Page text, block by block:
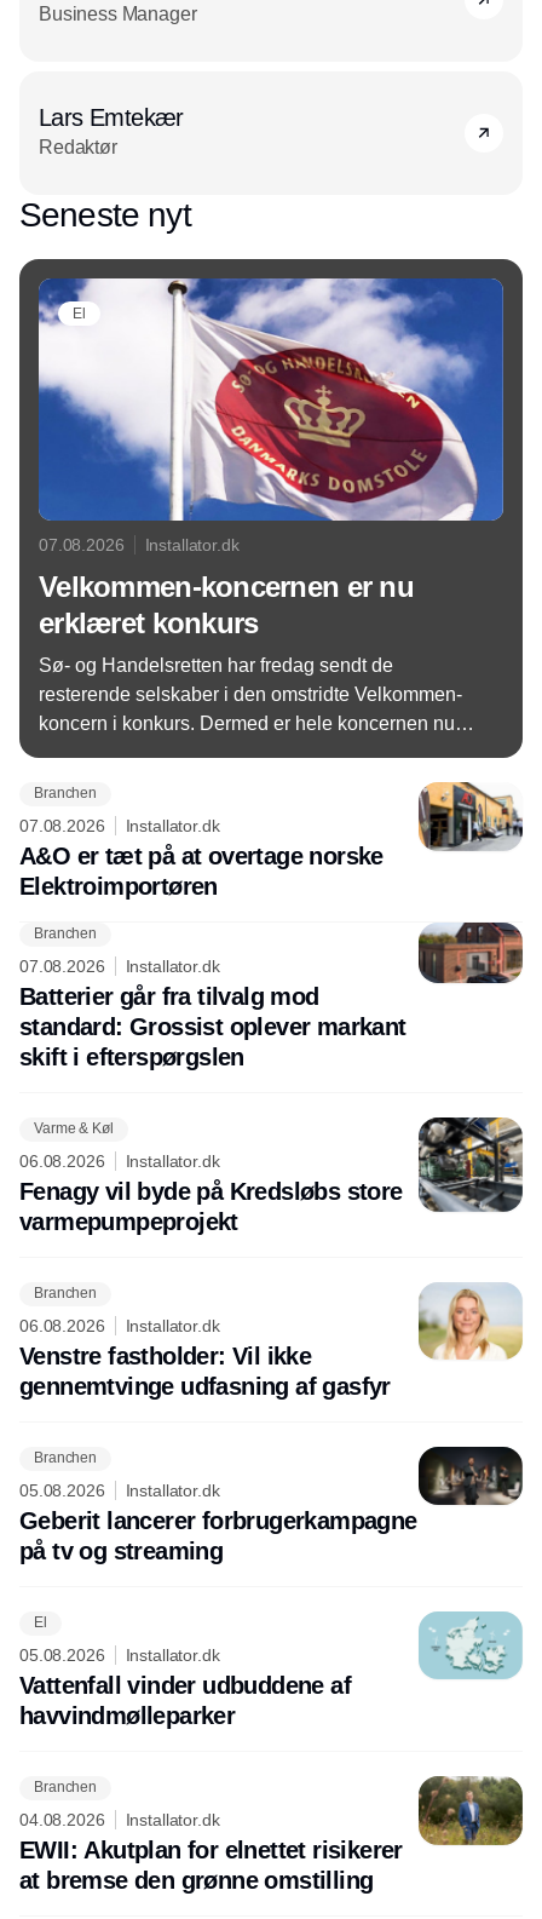
Business Manager
Lars Emtekær
Redaktør
Seneste nyt
El
07.08.2026 Installator.dk
Velkommen-koncernen er nu
erklæret konkurs
Sø- og Handelsretten har fredag sendt de
resterende selskaber i den omstridte Velkommen-
koncern i konkurs. Dermed er hele koncernen nu
Branchen
07.08.2026 Installator.dk
A&O er tæt på at overtage norske
Elektroimportøren
Branchen
07.08.2026 Installator.dk
Batterier går fra tilvalg mod
standard: Grossist oplever markant
skift i efterspørgslen
Varme & Køl
06.08.2026 Installator.dk
Fenagy vil byde på Kredsløbs store
varmepumpeprojekt
Branchen
06.08.2026 Installator.dk
Venstre fastholder: Vil ikke
gennemtvinge udfasning af gasfyr
Branchen
05.08.2026 Installator.dk
Geberit lancerer forbrugerkampagne
på tv og streaming
El
05.08.2026 Installator.dk
Vattenfall vinder udbuddene af
havvindmølleparker
Branchen
04.08.2026 Installator.dk
EWII: Akutplan for elnettet risikerer
at bremse den grønne omstilling